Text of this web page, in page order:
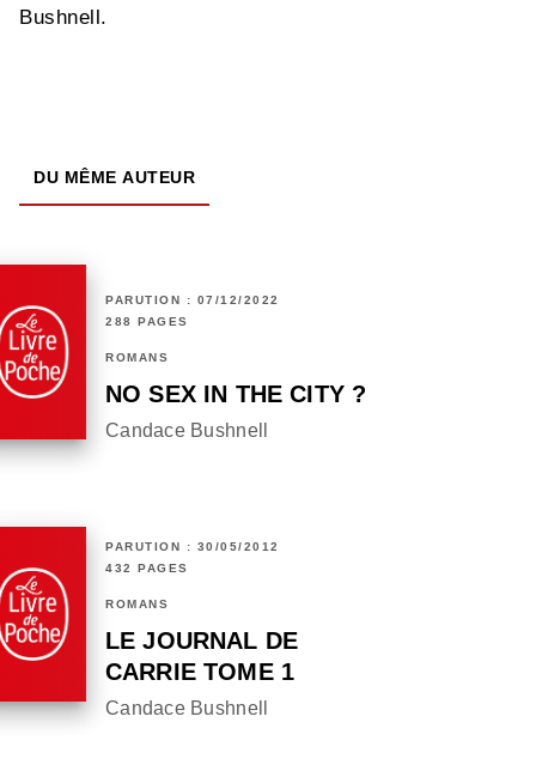
Bushnell.
DU MÊME AUTEUR
PARUTION : 07/12/2022
288 PAGES
ROMANS
NO SEX IN THE CITY ?
Candace Bushnell
PARUTION : 30/05/2012
432 PAGES
ROMANS
LE JOURNAL DE
CARRIE TOME 1
Candace Bushnell